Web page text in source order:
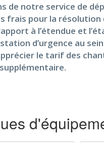
de notre service de
frais pour la
à l’étendue et
d’urgence au
le tarif des